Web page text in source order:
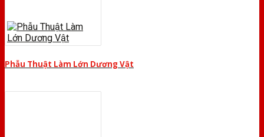
Phẫu Thuật Làm Lớn Dương Vật